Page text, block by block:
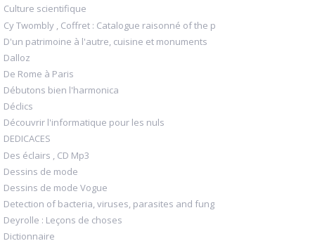
Culture scientifique
Cy Twombly , Coffret : Catalogue raisonné of the p
D'un patrimoine à l'autre, cuisine et monuments
Dalloz
De Rome à Paris
Débutons bien l'harmonica
Déclics
Découvrir l'informatique pour les nuls
DEDICACES
Des éclairs , CD Mp3
Dessins de mode
Dessins de mode Vogue
Detection of bacteria, viruses, parasites and fung
Deyrolle : Leçons de choses
Dictionnaire